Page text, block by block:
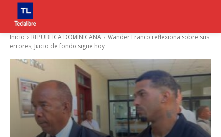
Inicio REPUBLICA DOMINICANA
Wander Franco reflexiona sobre sus
errores; Juicio de fondo sigue hoy